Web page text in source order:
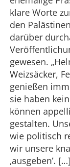
klare Worte
den
darüber
gewesen.
Weizsäcker,
genießen
sie haben
können
gestalten.
wie politisch
wir unsere
‚ausgeben’.